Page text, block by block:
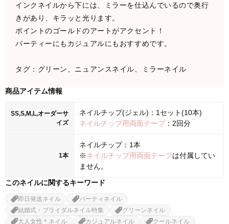
インクネイルから下には、ミラーを仕込んでいるので奥行
きがあり、キラッと光ります。
ポイントのゴールドのアートがアクセント！
パーティーにもカジュアルにもおすすめです。
タグ：グリーン、ニュアンスネイル、ミラーネイル
商品アイテム情報
SS,S,M,L,オーダーサ
イズ
ネイルチップ(ジェル)：1セット(10本)
ネイルチップ用両面テープ：2回分
1本
ネイルチップ：1本
※ネイルチップ用両面テープは付属してい
ません。
このネイルに関するキーワード
即日発送ネイル
パーティネイル
結婚式・ブライダルネイル特集
グリーンネイル
大人女性＊ネイル
カジュアルネイル クールネイル